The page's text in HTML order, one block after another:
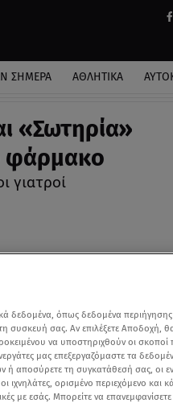
ΣΗΜΕΡΑ ΑΘΛΗΤΙΚΑ
«Σωτηρία»
φάρμακο
γιατροί
δεδομένα, όπως δεδομένα
συσκευή σας. Αν επιλέξετε Αποδοχή,
να υποστηριχθούν οι σκοποί
μας επεξεργαζόμαστε τα
ή αποσύρετε τη συγκατάθεσή σας, οι
ορισμένο περιεχόμενο και
με εσάς. Μπορείτε να